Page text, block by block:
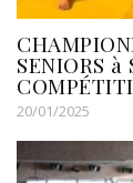
SENIORS
20/01/2025